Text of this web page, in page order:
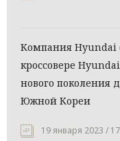
Компания Hyundai
кроссовере
нового поколения
Южной Кореи
19 января 2023 /